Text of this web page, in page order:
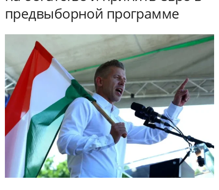
предвыборной программе